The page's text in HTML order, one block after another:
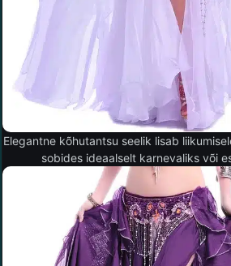
Elegantne kõhutantsu seelik lisab
sobides ideaalselt karnevaliks või